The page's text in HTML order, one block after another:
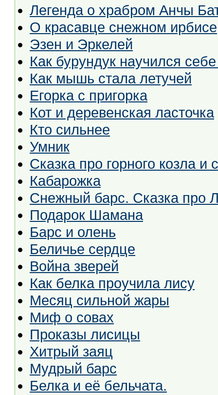
Легенда о храбром Анчы
О красавце снежном ирбисе
Эзен и Эркелей
Как бурундук научился
Как мышь стала летучей
Егорка с пригорка
Кот и деревенская ласточка
Кто сильнее
Умник
Сказка про горного козла и
Кабарожка
Снежный барс. Сказка про
Подарок Шамана
Барс и олень
Беличье сердце
Война зверей
Как белка проучила лису
Месяц сильной жары
Миф о совах
Проказы лисицы
Хитрый заяц
Мудрый барс
Белка и её бельчата.